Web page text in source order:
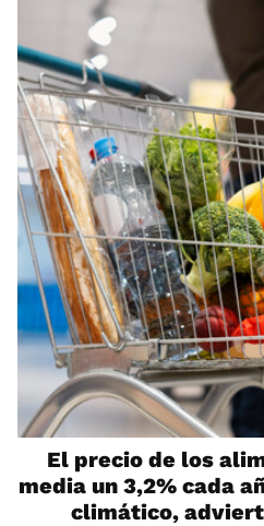
El precio de los
media un 3,2% cada
climático,